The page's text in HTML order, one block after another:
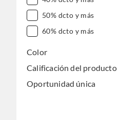
50% dcto y más
60% dcto y más
Color
Calificación del producto
Oportunidad única